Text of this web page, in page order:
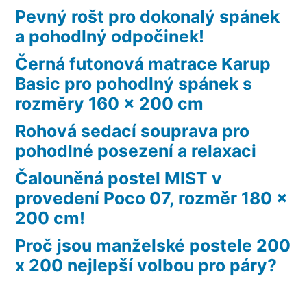
Pevný rošt pro dokonalý spánek
a pohodlný odpočinek!
Černá futonová matrace Karup
Basic pro pohodlný spánek s
rozměry 160 x 200 cm
Rohová sedací souprava pro
pohodlné posezení a relaxaci
Čalouněná postel MIST v
provedení Poco 07, rozměr 180 x
200 cm!
Proč jsou manželské postele 200
x 200 nejlepší volbou pro páry?